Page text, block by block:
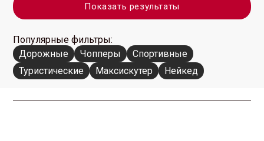
Показать результаты
Популярные фильтры:
Дорожные
Чопперы
Спортивные
Туристические
Максискутер Нейкед